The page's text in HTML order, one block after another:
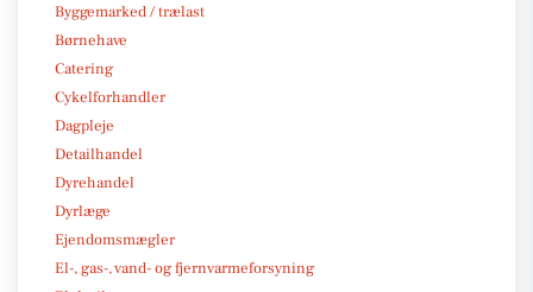
Byggemarked / trælast
Børnehave
Catering
Cykelforhandler
Dagpleje
Detailhandel
Dyrehandel
Dyrlæge
Ejendomsmægler
El-, gas-, vand- og fjernvarmeforsyning